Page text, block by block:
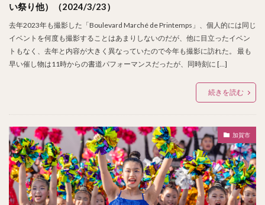
い祭り他）（2024/3/23）
去年2023年も撮影した「Boulevard Marché de Printemps」、個人的には同じ
イベントを何度も撮影することはあまりしないのだが、他に目立ったイベン
トもなく、去年と内容が大きく異なっていたので今年も撮影に訪れた。 最も
早い催し物は11時からの書道パフォーマンスだったが、同時刻に […]
続きを読む
加賀市